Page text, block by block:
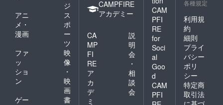
ジ
アニ
メ・
漫画
ス
ポ
ー
ツ
ファ
ッ
ショ
ン
映
像
・
映
画
ゲー
書
CAMPFIRE
アカデミー
CA
MP
FI
RE
ア
カ
デ
ミ
説
明
会
・
相
談
会
CAM
PFI
RE
for
Soci
al
Goo
d
CAM
PFI
各種規定
利用規
約
細則
プライ
バシー
ポリ
シー
特定商
取引法